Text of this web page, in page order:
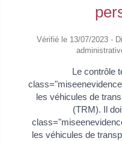
Vérifié le 13/07/2023 -
Le contrôle
les véhicules de
(TRM). Il
les véhicules de